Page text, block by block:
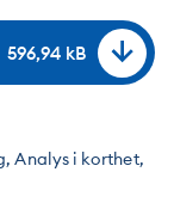
Analys i korthet,
596,94 kB